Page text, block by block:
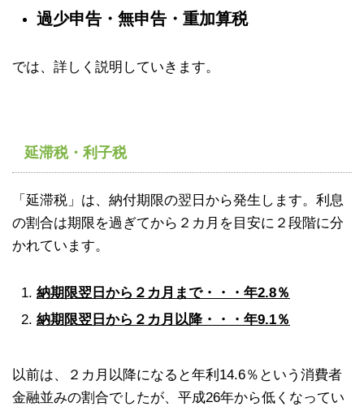
過少申告・無申告・重加算税
では、詳しく説明していきます。
延滞税・利子税
「延滞税」は、納付期限の翌日から発生します。利息
の割合は期限を過ぎてから２カ月を目安に２段階に分
かれています。
納期限翌日から２カ月まで・・・年2.8％
納期限翌日から２カ月以降・・・年9.1％
以前は、２カ月以降になると年利14.6％という消費者
金融並みの割合でしたが、平成26年から低くなってい